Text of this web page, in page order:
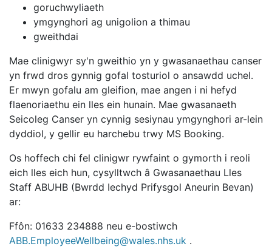
goruchwyliaeth
ymgynghori ag unigolion a thimau
gweithdai
Mae clinigwyr sy'n gweithio yn y gwasanaethau canser
yn frwd dros gynnig gofal tosturiol o ansawdd uchel.
Er mwyn gofalu am gleifion, mae angen i ni hefyd
flaenoriaethu ein lles ein hunain. Mae gwasanaeth
Seicoleg Canser yn cynnig sesiynau ymgynghori ar-lein
dyddiol, y gellir eu harchebu trwy MS Booking.
Os hoffech chi fel clinigwr rywfaint o gymorth i reoli
eich lles eich hun, cysylltwch â Gwasanaethau Lles
Staff ABUHB (Bwrdd Iechyd Prifysgol Aneurin Bevan)
ar:
Ffôn: 01633 234888 neu e-bostiwch
ABB.EmployeeWellbeing@wales.nhs.uk .